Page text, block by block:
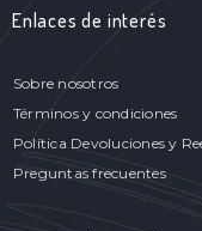
Enlaces de interés
Sobre nosotros
Términos y condiciones
Política Devoluciones y
Preguntas frecuentes